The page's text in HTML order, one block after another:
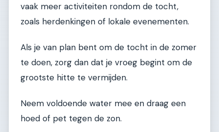
vaak meer activiteiten rondom de tocht,
zoals herdenkingen of lokale evenementen.
Als je van plan bent om de tocht in de zomer
te doen, zorg dan dat je vroeg begint om de
grootste hitte te vermijden.
Neem voldoende water mee en draag een
hoed of pet tegen de zon.